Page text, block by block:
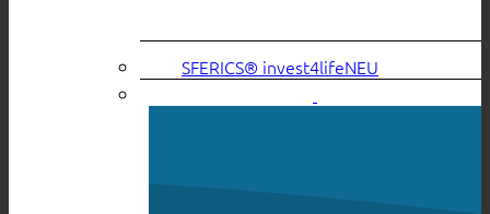
SFERICS® invest4life